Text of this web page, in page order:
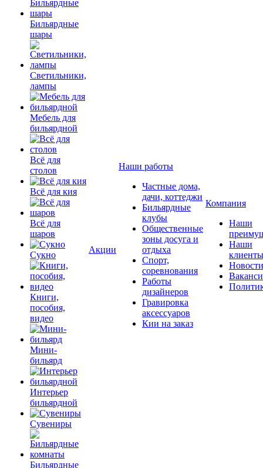
Бильярдные
шары
Светильники,
лампы
Мебель для
бильярдной
Всё для
столов
Всё для кия
Всё для
шаров
Сукно
Книги,
пособия,
видео
Мини-
бильярд
Интерьер
бильярдной
Сувениры
Бильярдные
Акции
Наши работы
Частные дома,
дачи, коттеджи
Бильярдные
клубы
Общественные
зоны досуга и
отдыха
Спорт,
соревнования
Работы
дизайнеров
Гравировка
аксессуаров
Кии на заказ
Компания
Наши
Наши
клиенты
Новости